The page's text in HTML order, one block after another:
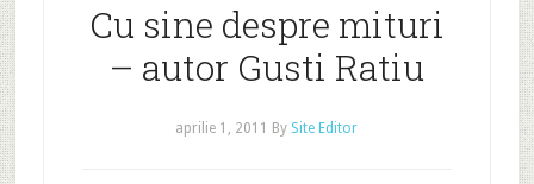
Cu sine despre mituri
– autor Gusti Ratiu
aprilie 1, 2011 By Site Editor